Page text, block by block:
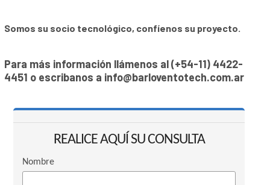
Somos su socio tecnológico, confíenos su proyecto.
Para más información llámenos al(+54-11) 4422-
4451 o escribanos a info@barloventotech.com.ar
REALICE AQUÍ SU CONSULTA
Nombre